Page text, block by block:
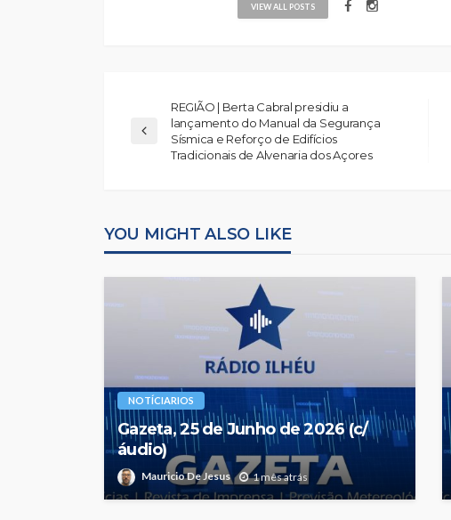
VIEW ALL POSTS
REGIÃO | Berta Cabral presidiu a
lançamento do Manual da Segurança
Sísmica e Reforço de Edifícios
Tradicionais de Alvenaria dos Açores
YOU MIGHT ALSO LIKE
NOTÍCIARIOS
Gazeta, 25 de Junho de 2026 (c/
áudio)
Mauricio De Jesus 1 mês atrás